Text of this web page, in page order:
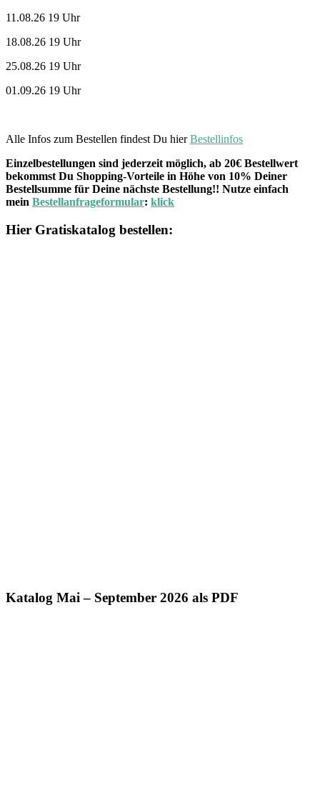
11.08.26 19 Uhr
18.08.26 19 Uhr
25.08.26 19 Uhr
01.09.26 19 Uhr
Alle Infos zum Bestellen findest Du hierBestellinfos
Einzelbestellungen sind jederzeit möglich, ab 20€ Bestellwert
bekommst Du Shopping-Vorteile in Höhe von 10% Deiner
Bestellsumme für Deine nächste Bestellung!! Nutze einfach
mein Bestellanfrageformular: klick
Hier Gratiskatalog bestellen:
Katalog Mai – September 2026 als PDF